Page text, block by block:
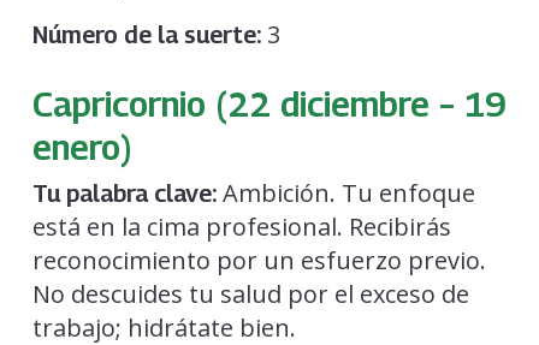
Número de la suerte:3
Capricornio (22 diciembre – 19
enero)
Tu palabra clave:Ambición. Tu enfoque
está en la cima profesional. Recibirás
reconocimiento por un esfuerzo previo.
No descuides tu salud por el exceso de
trabajo; hidrátate bien.